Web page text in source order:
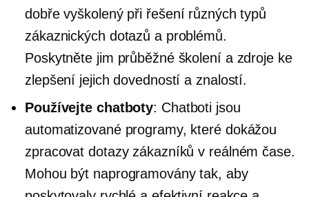
dobře vyškolenýpři řešení různých typů
zákaznických dotazů a problémů.
Poskytněte jim průběžné školení a zdroje ke
zlepšení jejich dovedností a znalostí.
Používejte chatboty: Chatboti jsou
automatizované programy, které dokážou
zpracovat dotazy zákazníků v reálném čase.
Mohou být naprogramovány tak, aby